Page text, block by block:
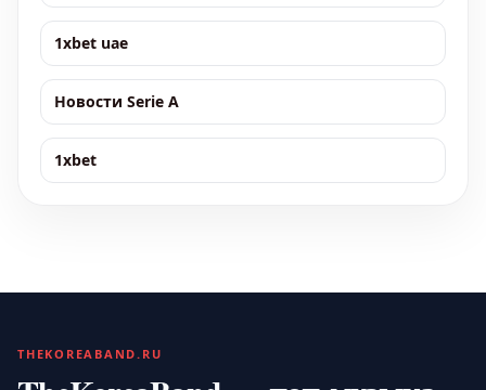
1xbet uae
Новости Serie A
1xbet
THEKOREABAND.RU